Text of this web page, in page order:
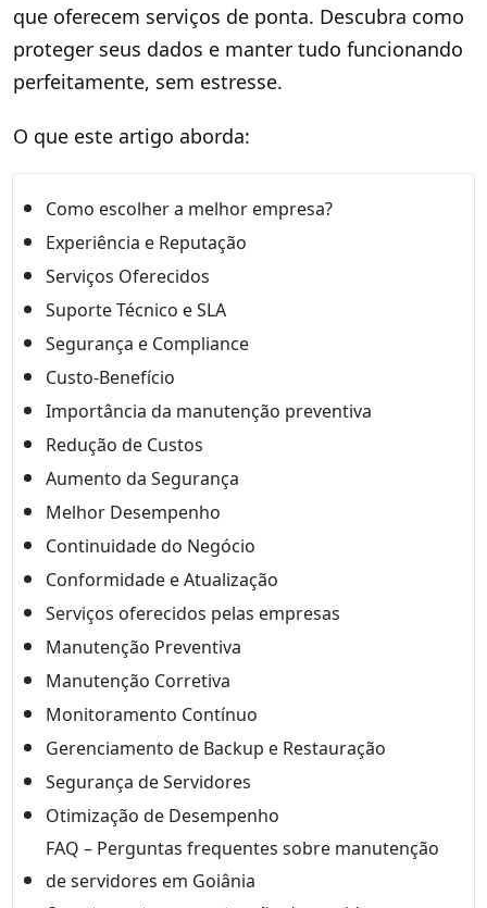
que oferecem serviços de ponta. Descubra como
proteger seus dados e manter tudo funcionando
perfeitamente, sem estresse.
O que este artigo aborda:
Como escolher a melhor empresa?
Experiência e Reputação
Serviços Oferecidos
Suporte Técnico e SLA
Segurança e Compliance
Custo-Benefício
Importância da manutenção preventiva
Redução de Custos
Aumento da Segurança
Melhor Desempenho
Continuidade do Negócio
Conformidade e Atualização
Serviços oferecidos pelas empresas
Manutenção Preventiva
Manutenção Corretiva
Monitoramento Contínuo
Gerenciamento de Backup e Restauração
Segurança de Servidores
Otimização de Desempenho
FAQ – Perguntas frequentes sobre manutenção
de servidores em Goiânia